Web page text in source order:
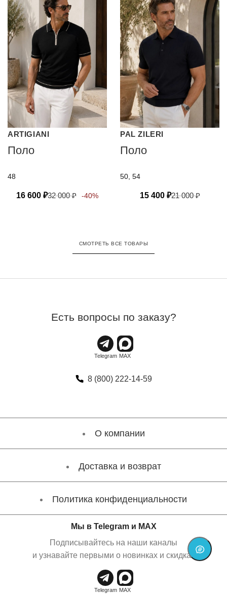
ARTIGIANI
Поло
48
16 600 ₽32 000₽ -40%
PAL ZILERI
Поло
50, 54
15 400 ₽21 000₽
СМОТРЕТЬ ВСЕ ТОВАРЫ
Есть вопросы по заказу?
8 (800) 222-14-59
О компании
Доставка и возврат
Политика конфиденциальности
Мы в Telegram и MAX
Подписывайтесь на наши каналы
и узнавайте первыми о новинках и скидках